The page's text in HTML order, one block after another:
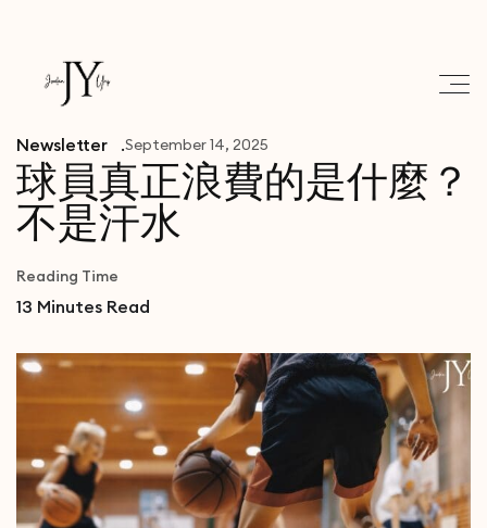
Newsletter September 14, 2025
球員真正浪費的是什麼？
不是汗水
Reading Time
13 Minutes Read